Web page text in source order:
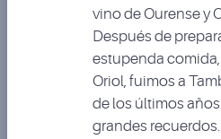
vino de Ourense y
Después de
estupenda
Oriol, fuimos a
de los últimos
grandes